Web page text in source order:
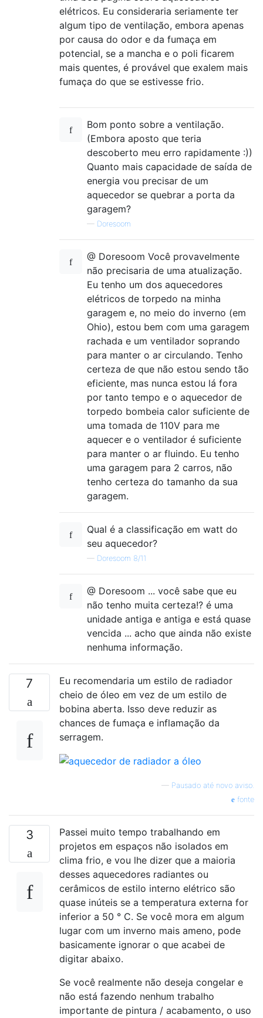
elétricos. Eu consideraria seriamente ter
algum tipo de ventilação, embora apenas
por causa do odor e da fumaça em
potencial, se a mancha e o poli ficarem
mais quentes, é provável que exalem mais
fumaça do que se estivesse frio.
Bom ponto sobre a ventilação.
(Embora aposto que teria
descoberto meu erro rapidamente :))
Quanto mais capacidade de saída de
energia vou precisar de um
aquecedor se quebrar a porta da
garagem?
— Doresoom
@ Doresoom Você provavelmente
não precisaria de uma atualização.
Eu tenho um dos aquecedores
elétricos de torpedo na minha
garagem e, no meio do inverno (em
Ohio), estou bem com uma garagem
rachada e um ventilador soprando
para manter o ar circulando. Tenho
certeza de que não estou sendo tão
eficiente, mas nunca estou lá fora
por tanto tempo e o aquecedor de
torpedo bombeia calor suficiente de
uma tomada de 110V para me
aquecer e o ventilador é suficiente
para manter o ar fluindo. Eu tenho
uma garagem para 2 carros, não
tenho certeza do tamanho da sua
garagem.
Qual é a classificação em watt do
seu aquecedor?
— Doresoom 8/11
@ Doresoom ... você sabe que eu
não tenho muita certeza!? é uma
unidade antiga e antiga e está quase
vencida ... acho que ainda não existe
nenhuma informação.
7
Eu recomendaria um estilo de radiador
cheio de óleo em vez de um estilo de
bobina aberta. Isso deve reduzir as
chances de fumaça e inflamação da
serragem.
— Pausado até novo aviso.
fonte
3
Passei muito tempo trabalhando em
projetos em espaços não isolados em
clima frio, e vou lhe dizer que a maioria
desses aquecedores radiantes ou
cerâmicos de estilo interno elétrico são
quase inúteis se a temperatura externa for
inferior a 50 ° C. Se você mora em algum
lugar com um inverno mais ameno, pode
basicamente ignorar o que acabei de
digitar abaixo.
Se você realmente não deseja congelar e
não está fazendo nenhum trabalho
importante de pintura / acabamento, o uso